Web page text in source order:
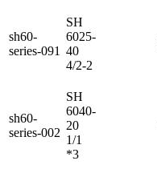
sh60-
series-091
SH
6025-
40
4/2-2
sh60-
series-002
SH
6040-
20
1/1
*3